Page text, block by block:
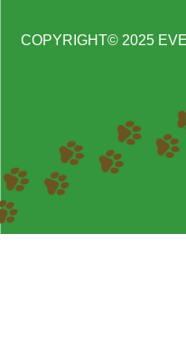
COPYRIGHT© 2025